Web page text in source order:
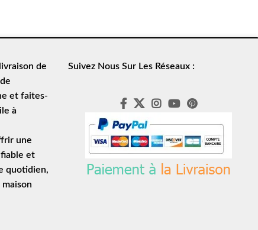
livraison de
et faites-
à
une
et
quotidien,
Suivez Nous Sur Les Réseaux :